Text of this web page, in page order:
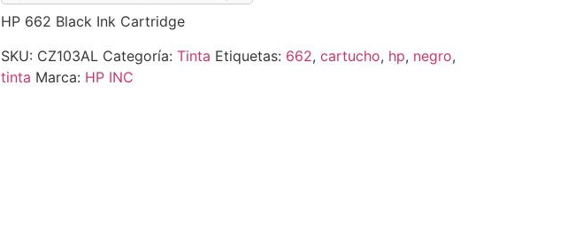
HP 662 Black Ink Cartridge
SKU: CZ103AL Categoría: Tinta Etiquetas: 662, cartucho, hp, negro,
tinta Marca: HP INC